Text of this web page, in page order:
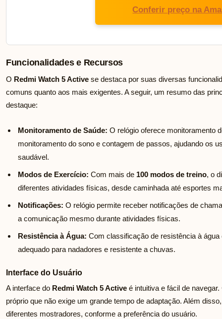
Conferir preço na
Funcionalidades e Recursos
O Redmi Watch 5 Active se destaca por suas diversas
comuns quanto aos mais exigentes. A seguir, um resumo das
destaque:
Monitoramento de Saúde: O relógio oferece monitoramento
monitoramento do sono e contagem de passos, ajudando os
saudável.
Modos de Exercício: Com mais de 100 modos de treino, o
diferentes atividades físicas, desde caminhada até esportes
Notificações: O relógio permite receber notificações de
a comunicação mesmo durante atividades físicas.
Resistência à Água: Com classificação de resistência à
adequado para nadadores e resistente a chuvas.
Interface do Usuário
A interface do Redmi Watch 5 Active é intuitiva e fácil de
próprio que não exige um grande tempo de adaptação. Além
diferentes mostradores, conforme a preferência do usuário.